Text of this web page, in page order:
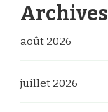
Archives
août 2026
juillet 2026